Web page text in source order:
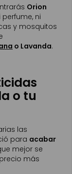
Orion
ni
y mosquitos
o Lavanda.
o tu
las
para acabar
mejor se
más